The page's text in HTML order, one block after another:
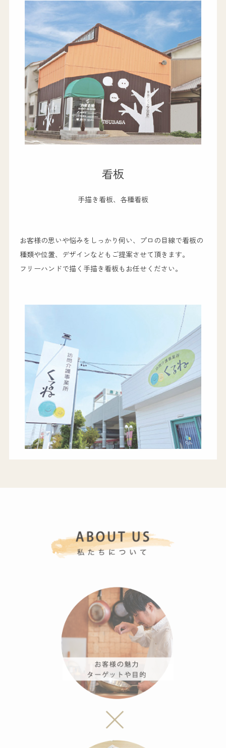
看板
手描き看板、各種看板
お客様の思いや悩みをしっかり伺い、プロの目線で看板の
種類や位置、デザインなどもご提案させて頂きます。
フリーハンドで描く手描き看板もお任せください。